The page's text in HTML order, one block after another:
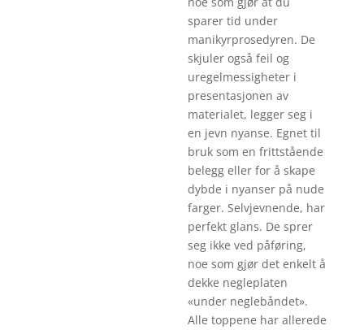
sparer tid under
manikyrprosedyren. De
skjuler også feil og
uregelmessigheter i
presentasjonen av
materialet, legger seg i
en jevn nyanse. Egnet til
bruk som en frittstående
belegg eller for å skape
dybde i nyanser på nude
farger. Selvjevnende, har
perfekt glans. De sprer
seg ikke ved påføring,
noe som gjør det enkelt å
dekke negleplaten
«under neglebåndet».
Alle toppene har allerede